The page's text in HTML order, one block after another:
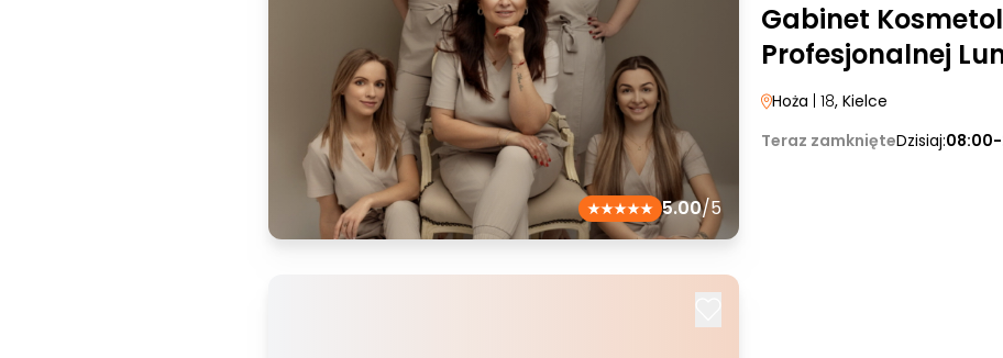
5.00/5
Gabinet
Profesjonalnej
Hoża | 18, Kielce
Teraz zamknięteDzisiaj: